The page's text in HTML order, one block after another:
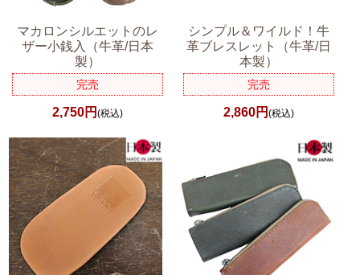
マカロンシルエットのレ
ザー小銭入（牛革/日本
製）
完売
2,750円(税込)
シンプル＆ワイルド！牛
革ブレスレット（牛革/日
本製）
完売
2,860円 (税込)